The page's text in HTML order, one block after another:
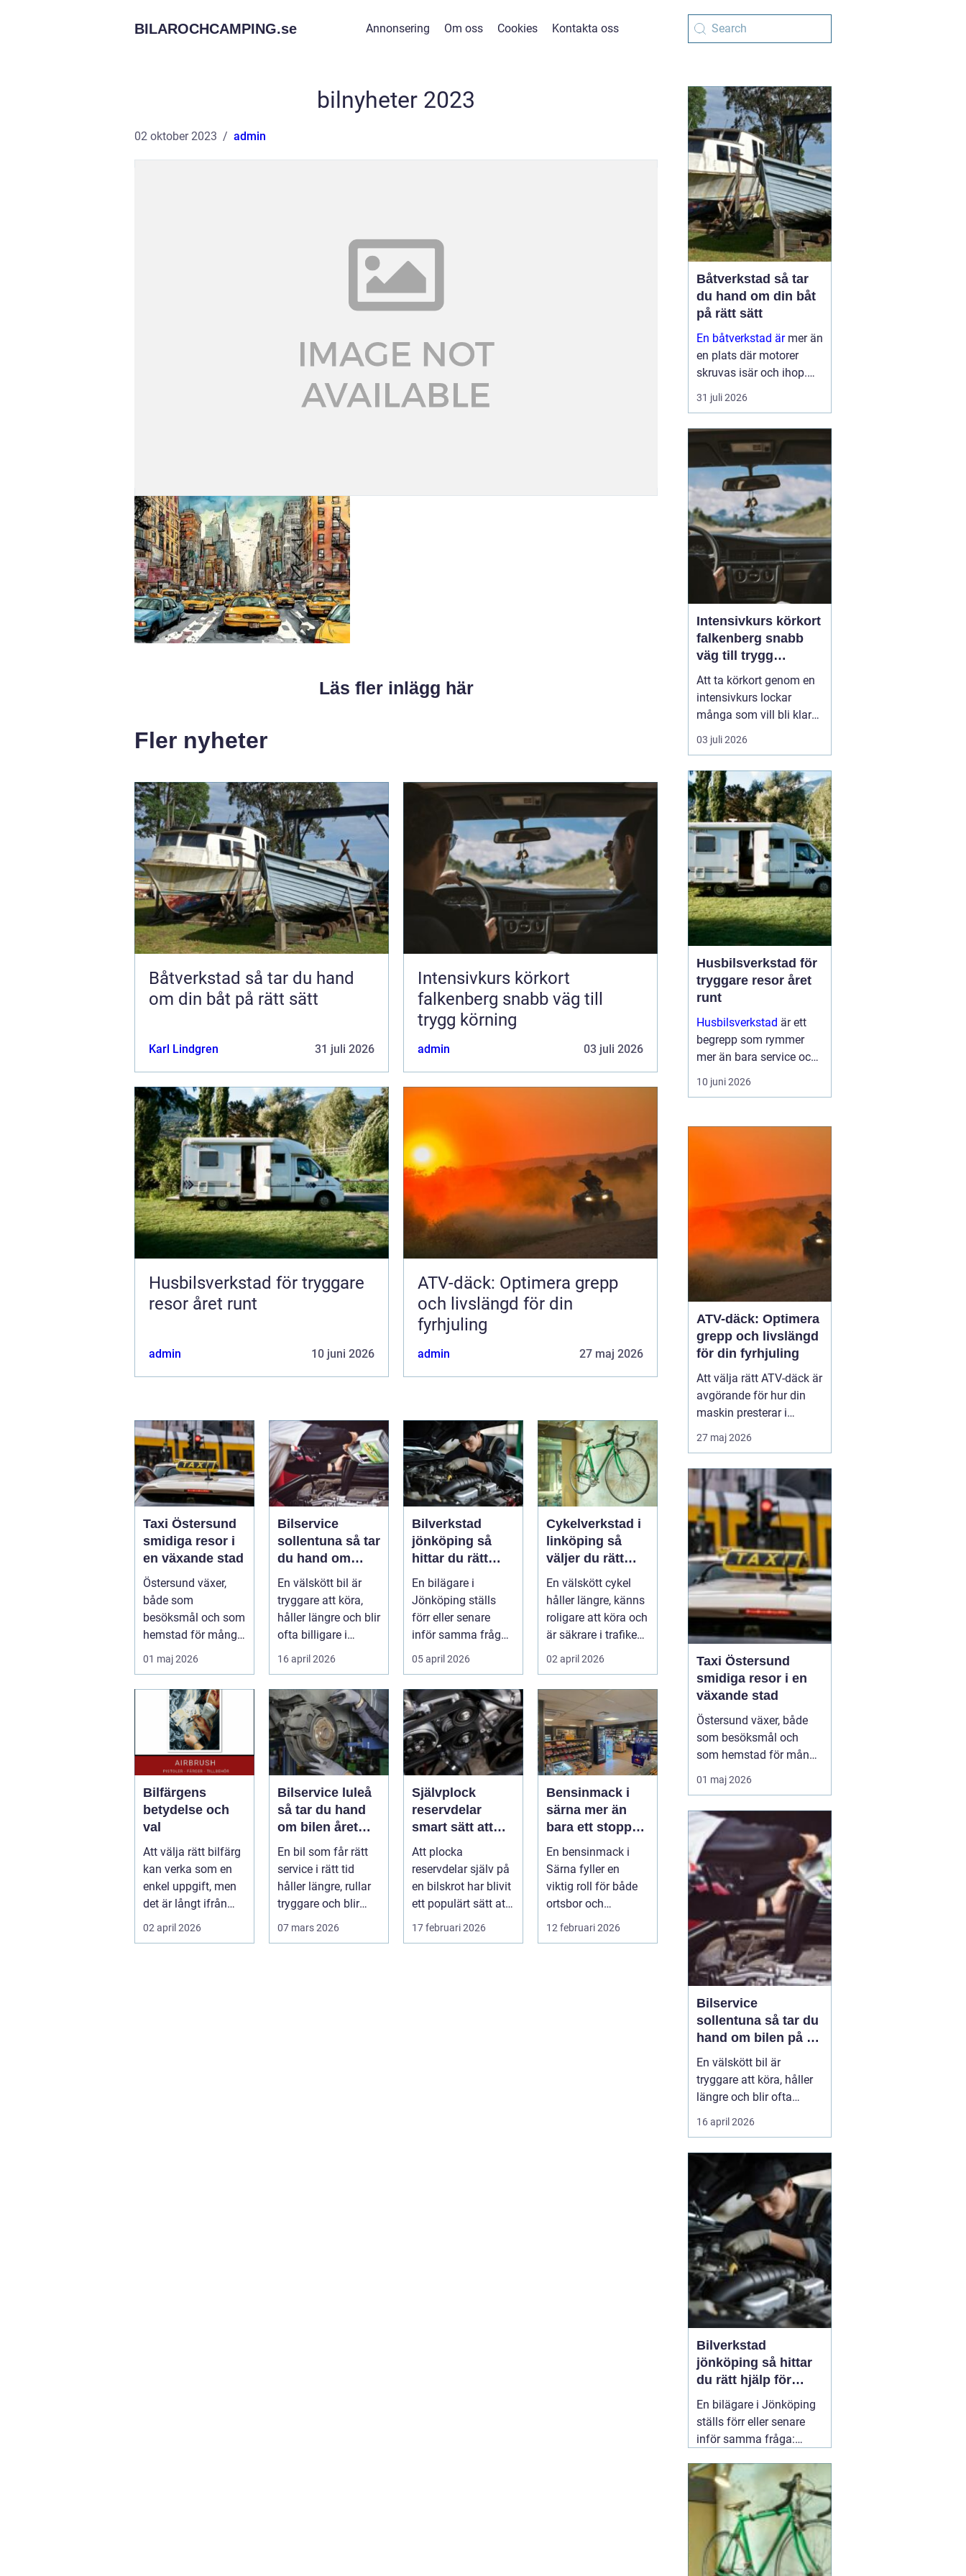
BILAROCHCAMPING.se Annonsering Om oss Cookies Kontakta oss
bilnyheter 2023
02 oktober 2023 admin
Läs fler inlägg här
Fler nyheter
Båtverkstad så tar du hand
om din båt på rätt sätt
Karl Lindgren 31 juli 2026
Intensivkurs körkort
falkenberg snabb väg till
trygg körning
admin 03 juli 2026
Husbilsverkstad för tryggare
resor året runt
admin 10 juni 2026
ATV-däck: Optimera grepp
och livslängd för din
fyrhjuling
admin 27 maj 2026
Taxi Östersund
smidiga resor i
en växande stad
Östersund växer,
både som
besöksmål och som
hemstad för många
pendlare, studenter
och företagare. En...
01 maj 2026
Bilservice
sollentuna så tar
du hand om
bilen på ett
En välskött bil är
tryggare att köra,
håller längre och blir
ofta billigare i
längden. För många
bil...
16 april 2026
Bilverkstad
jönköping så
hittar du rätt
hjälp för bilen
En bilägare i
Jönköping ställs
förr eller senare
inför samma fråga:
vilken verkstad tar
bäst hand om...
05 april 2026
Cykelverkstad i
linköping så
väljer du rätt
service för din
cykel
En välskött cykel
håller längre, känns
roligare att köra och
är säkrare i trafiken.
För många som cy...
02 april 2026
Bilfärgens
betydelse och
val
Att välja rätt bilfärg
kan verka som en
enkel uppgift, men
det är långt ifrån
bara ett estetiskt
bes...
02 april 2026
Bilservice luleå
så tar du hand
om bilen året
runt
En bil som får rätt
service i rätt tid
håller längre, rullar
tryggare och blir
07 mars 2026
Självplock
reservdelar
smart sätt att
hitta billiga
bildelar
Att plocka
reservdelar själv på
en bilskrot har blivit
ett populärt sätt att
både spara pengar
17 februari 2026
Bensinmack i
särna mer än
bara ett stopp
för att tanka
En bensinmack i
Särna fyller en
viktig roll för både
ortsbor och
förbipasserande.
12 februari 2026
Båtverkstad så tar
du hand om din båt
på rätt sätt
En båtverkstad ärmer än
en plats där motorer
skruvas isär och ihop.
För många båtägare är
verkstaden en trygghet
en problemfri säsong på
vattnet och oväntade
haverier mitt i
högsomm...
31 juli 2026
Intensivkurs körkort
falkenberg snabb
väg till trygg
körning
Att ta körkort genom en
intensivkurs lockar
många som vill bli klara
snabbt utan att tumma
på kvaliteten. För den
Falkenberg kan en
välplanerad
intensivutbildning
innebära att körkortet är
i handen på bara några
veckor. Nyckeln h...
03 juli 2026
Husbilsverkstad för
tryggare resor året
runt
Husbilsverkstad är ett
begrepp som rymmer
mer än bara service och
reparationer. En välskött
husbil ger trygghet,
vägen. G...
10 juni 2026
ATV-däck: Optimera
grepp och livslängd
för din fyrhjuling
Att välja rätt ATV-däck är
avgörande för hur din
maskin presterar i
vardagen, oavsett om du
arbetar i skogen eller kör
däck gör stor skillnad för
säkerhet...
27 maj 2026
Taxi Östersund
smidiga resor i en
växande stad
Östersund växer, både
som besöksmål och
som hemstad för många
pendlare, studenter och
företagare. En pålitlig
bara ett bekvämt sätt att
ta sig från punkt A till
punkt B. För många
handlar det om att få
vardagen att fungera,
01 maj 2026
Bilservice
sollentuna så tar du
hand om bilen på ett
smart sätt
En välskött bil är
tryggare att köra, håller
längre och blir ofta
billigare i längden. För
många bilägare i
service inte bara om att
följa serviceboken, utan
om att kunna lita på
bilen varje dag oavsett
om den rullar till jobbet,
...
16 april 2026
Bilverkstad
jönköping så hittar
du rätt hjälp för
bilen
En bilägare i Jönköping
ställs förr eller senare
inför samma fråga:
hand om bilen, utan att
kostnaderna skenar och
garantier försvinner?
Valet av05 april 2026